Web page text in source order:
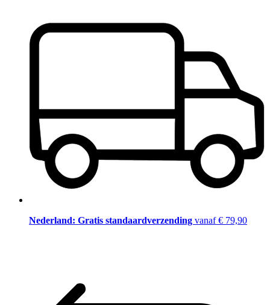
Nederland: Gratis standaardverzending vanaf € 79,90